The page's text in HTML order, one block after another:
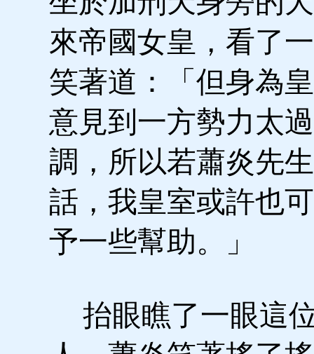
來帝國女皇，看了
笑著道：「但身為
意見到一方勢力太
調，所以若蕭炎先
話，我皇室或許也
予一些幫助。」
抬眼瞧了一眼這